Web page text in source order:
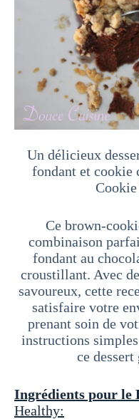
Un délicieux
fondant et
Ce brown-
combinaison
fondant au
croustillant. Avec
savoureux, cette
satisfaire votre
prenant soin de
instructions
ce
Ingrédients pour le
Healthy: